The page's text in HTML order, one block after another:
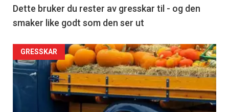
Dette bruker du rester av gresskar til - og den
smaker like godt som den ser ut
GRESSKAR